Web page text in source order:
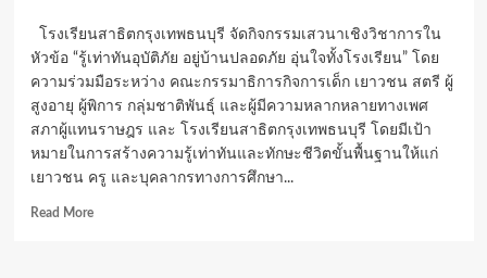
โรงเรียนสาธิตกรุงเทพธนบุรี จัดกิจกรรมเสวนาเชิงวิชาการใน
หัวข้อ “รู้เท่าทันอุบัติภัย อยู่บ้านปลอดภัย อุ่นใจทั้งโรงเรียน” โดย
ความร่วมมือระหว่าง คณะกรรมาธิการกิจการเด็ก เยาวชน สตรี ผู้
สูงอายุ ผู้พิการ กลุ่มชาติพันธุ์ และผู้มีความหลากหลายทางเพศ
สภาผู้แทนราษฎร และ โรงเรียนสาธิตกรุงเทพธนบุรี โดยมีเป้า
หมายในการสร้างความรู้เท่าทันและทักษะชีวิตขั้นพื้นฐานให้แก่
เยาวชน ครู และบุคลากรทางการศึกษา...
Read MoreRead